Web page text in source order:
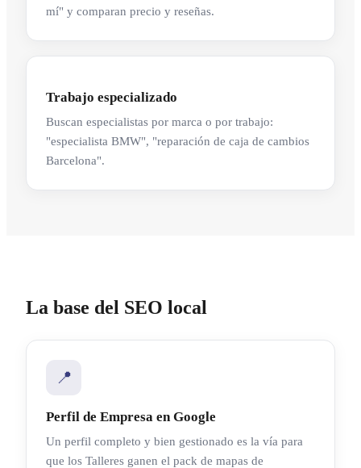
mí" y comparan precio y reseñas.
Trabajo especializado
Buscan especialistas por marca o por trabajo:
"especialista BMW", "reparación de caja de cambios
Barcelona".
La base del SEO local
📍
Perfil de Empresa en Google
Un perfil completo y bien gestionado es la vía para
que los Talleres ganen el pack de mapas de